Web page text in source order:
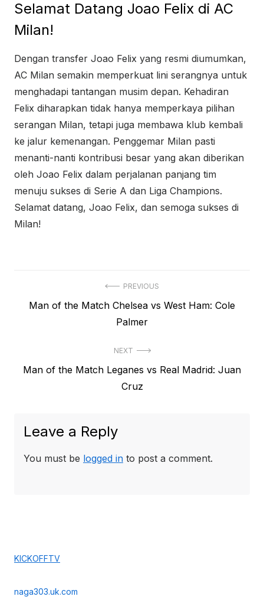
Selamat Datang Joao Felix di AC
Milan!
Dengan transfer Joao Felix yang resmi diumumkan,
AC Milan semakin memperkuat lini serangnya untuk
menghadapi tantangan musim depan. Kehadiran
Felix diharapkan tidak hanya memperkaya pilihan
serangan Milan, tetapi juga membawa klub kembali
ke jalur kemenangan. Penggemar Milan pasti
menanti-nanti kontribusi besar yang akan diberikan
oleh Joao Felix dalam perjalanan panjang tim
menuju sukses di Serie A dan Liga Champions.
Selamat datang, Joao Felix, dan semoga sukses di
Milan!
navigation
PREVIOUS
Previous
Man of the Match Chelsea vs West Ham: Cole
Palmer
NEXT
Next
Man of the Match Leganes vs Real Madrid: Juan
Cruz
Leave a Reply
You must be logged in to post a comment.
KICKOFFTV
naga303.uk.com